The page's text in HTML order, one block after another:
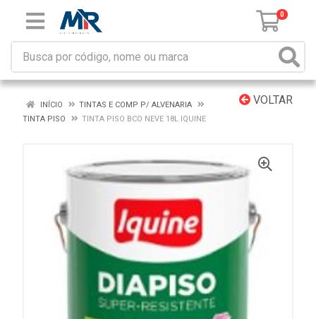
0
VOLTAR
INÍCIO
TINTAS E COMP P/ ALVENARIA
TINTA PISO
TINTA PISO BCO NEVE 18L IQUINE